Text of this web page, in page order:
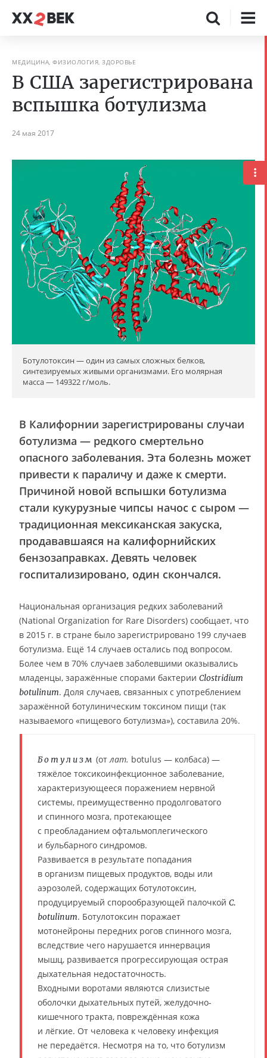
МЕДИЦИНА, ФИЗИОЛОГИЯ, ЗДОРОВЬЕ
В США зарегистрирована
вспышка ботулизма
24 мая 2017
Ботулотоксин — один из самых сложных белков,
синтезируемых живыми организмами. Его молярная
масса — 149322 г/моль.
В Калифорнии зарегистрированы случаи
ботулизма — редкого смертельно
опасного заболевания. Эта болезнь может
привести к параличу и даже к смерти.
Причиной новой вспышки ботулизма
стали кукурузные чипсы начос с сыром —
традиционная мексиканская закуска,
продававшаяся на калифорнийских
бензозаправках. Девять человек
госпитализировано, один скончался.
Национальная организация редких заболеваний
(National Organization for Rare Disorders) сообщает, что
в 2015 г. в стране было зарегистрировано 199 случаев
ботулизма. Ещё 14 случаев остались под вопросом.
Более чем в 70% случаев заболевшими оказывались
младенцы, заражённые спорами бактерии Clostridium
botulinum. Доля случаев, связанных с употреблением
заражённой ботулиническим токсином пищи (так
называемого «пищевого ботулизма»), составила 20%.
Ботулизм (от лат. botulus — колбаса) —
тяжёлое токсикоинфекционное заболевание,
характеризующееся поражением нервной
системы, преимущественно продолговатого
и спинного мозга, протекающее
с преобладанием офтальмоплегического
и бульбарного синдромов.
Развивается в результате попадания
в организм пищевых продуктов, воды или
аэрозолей, содержащих ботулотоксин,
продуцируемый спорообразующей палочкой C.
botulinum. Ботулотоксин поражает
мотонейроны передних рогов спинного мозга,
вследствие чего нарушается иннервация
мышц, развивается прогрессирующая острая
дыхательная недостаточность.
Входными воротами являются слизистые
оболочки дыхательных путей, желудочно-
кишечного тракта, повреждённая кожа
и лёгкие. От человека к человеку инфекция
не передаётся. Несмотря на то, что ботулизм